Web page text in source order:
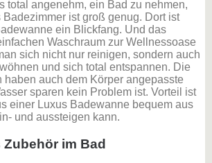
total angenehm, ein Bad zu nehmen,
ist groß genug. Dort ist
ein Blickfang. Und das
Waschraum zur Wellnessoase
sich nicht nur reinigen, sondern auch
und sich total entspannen. Die
haben auch dem Körper angepasste
sparen kein Problem ist. Vorteil ist
einer Luxus Badewanne bequem aus
und aussteigen kann.
im Bad